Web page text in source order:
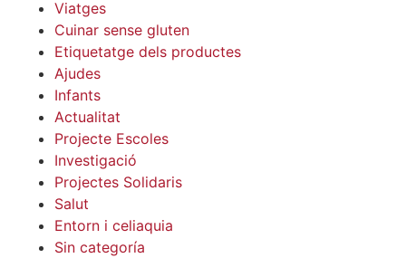
Viatges
Cuinar sense gluten
Etiquetatge dels productes
Ajudes
Infants
Actualitat
Projecte Escoles
Investigació
Projectes Solidaris
Salut
Entorn i celiaquia
Sin categoría